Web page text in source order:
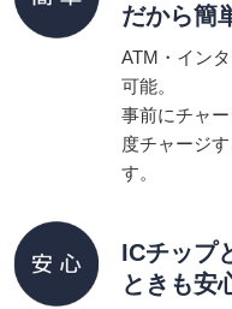
だから簡
ATM・イン
可能。
事前にチャ
度チャージ
す。
ICチップ
ときも安